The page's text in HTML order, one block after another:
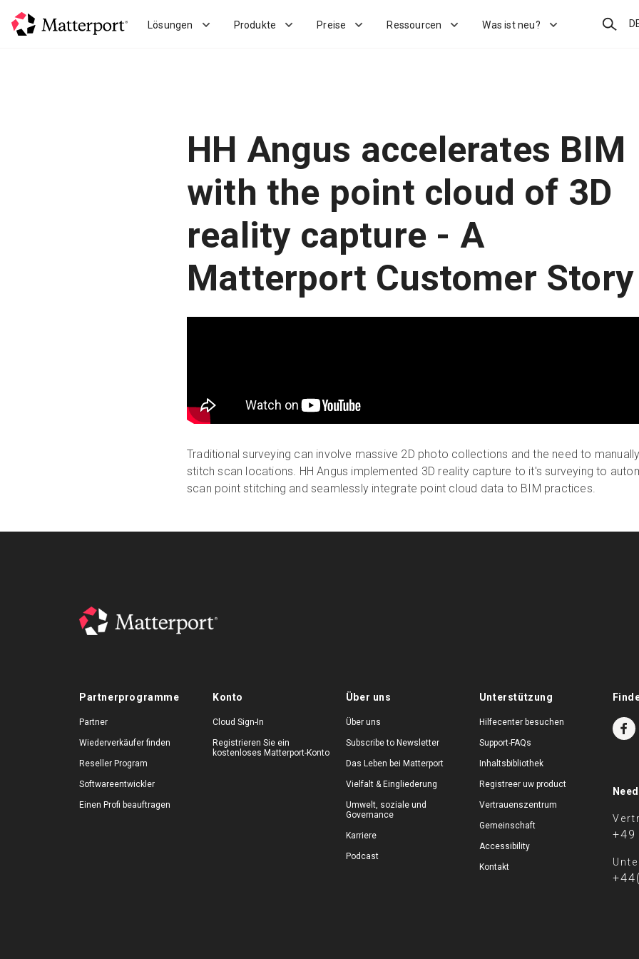
Lösungen Produkte Preise Ressourcen Was ist neu? Suchen
HH Angus accelerates BIM
with the point cloud of 3D
reality capture - A
Matterport Customer Story
Traditional surveying can involve massive 2D photo collections and the need to manually
stitch scan locations. HH Angus implemented 3D reality capture to it's surveying to
scan point stitching and seamlessly integrate point cloud data to BIM practices.
Partnerprogramme
Partner
Wiederverkäufer finden
Reseller Program
Softwareentwickler
Einen Profi beauftragen
Konto
Cloud Sign-In
Registrieren Sie ein
kostenloses Matterport-Konto
Über uns
Über uns
Subscribe to Newsletter
Das Leben bei Matterport
Vielfalt & Eingliederung
Umwelt, soziale und
Governance
Karriere
Podcast
Unterstützung
Hilfecenter besuchen
Support-FAQs
Inhaltsbibliothek
Registreer uw product
Vertrauenszentrum
Gemeinschaft
Accessibility
Kontakt
+49